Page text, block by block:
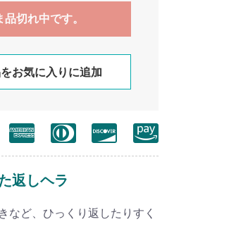
品切れ中です。
お気に入りに追加
返しヘラ
など、ひっくり返したりすく